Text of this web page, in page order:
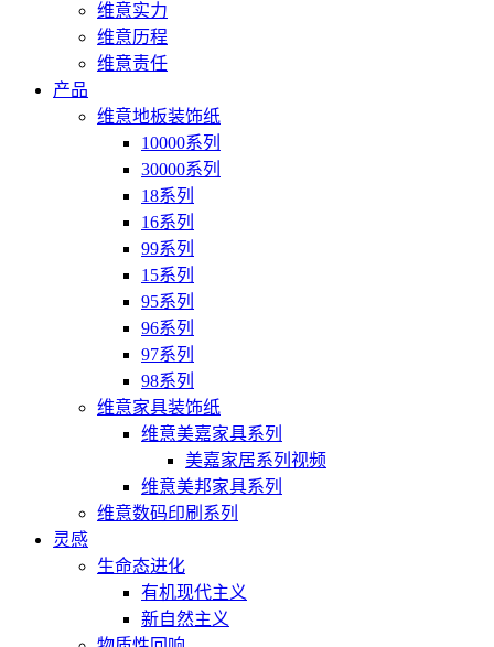
维意实力
维意历程
维意责任
产品
维意地板装饰纸
10000系列
30000系列
18系列
16系列
99系列
15系列
95系列
96系列
97系列
98系列
维意家具装饰纸
维意美嘉家具系列
美嘉家居系列视频
维意美邦家具系列
维意数码印刷系列
灵感
生命态进化
有机现代主义
新自然主义